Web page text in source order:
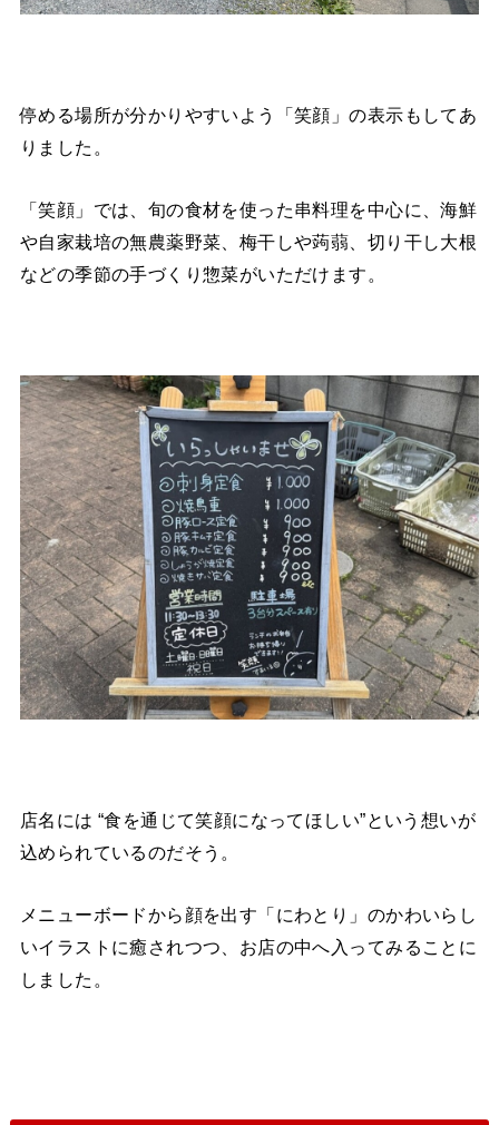
停める場所が分かりやすいよう「笑顔」の表示もしてあ
りました。
「笑顔」では、旬の食材を使った串料理を中心に、海鮮
や自家栽培の無農薬野菜、梅干しや蒟蒻、切り干し大根
などの季節の手づくり惣菜がいただけます。
店名には “食を通じて笑顔になってほしい”という想いが
込められているのだそう。
メニューボードから顔を出す「にわとり」のかわいらし
いイラストに癒されつつ、お店の中へ入ってみることに
しました。